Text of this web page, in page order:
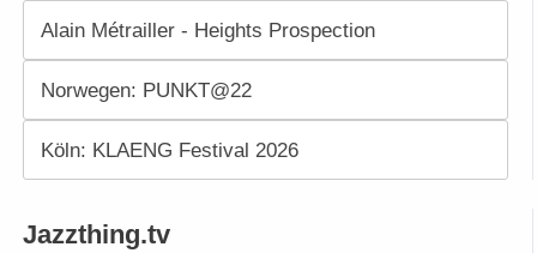
Alain Métrailler - Heights Prospection
Norwegen: PUNKT@22
Köln: KLAENG Festival 2026
Jazzthing.tv